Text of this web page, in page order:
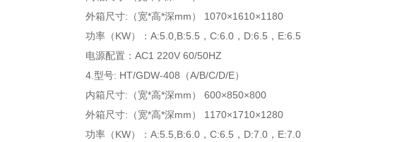
外箱尺寸:（宽*高*深mm） 1070×1610×1180
功率（KW）：A:5.0,B:5.5，C:6.0，D:6.5，E:6.5
电源配置：AC1 220V 60/50HZ
4.型号: HT/GDW-408（A/B/C/D/E）
内箱尺寸:（宽*高*深mm） 600×850×800
外箱尺寸:（宽*高*深mm） 1170×1710×1280
功率（KW）：A:5.5,B:6.0，C:6.5，D:7.0，E:7.0